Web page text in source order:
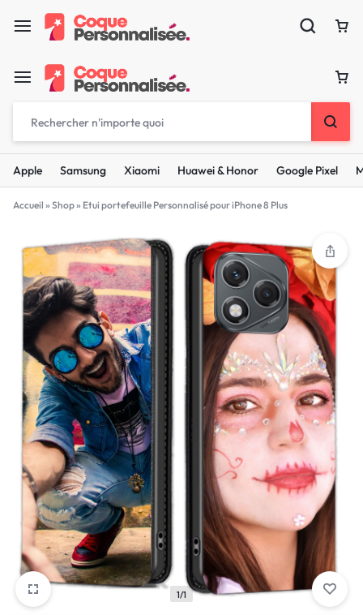
Apple Samsung Xiaomi Huawei & Honor Google Pixel
Accueil » Shop» Etui portefeuille Personnalisé pour iPhone 8 Plus
1/1